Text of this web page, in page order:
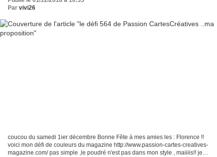
Par vivi26
coucou du samedi 1ier décembre Bonne Fête à mes amies les : Florence !!
voici mon défi de couleurs du magazine http://www.passion-cartes-creatives-
magazine.com/ pas simple ,le poudré n'est pas dans mon style , maiiiis!! je